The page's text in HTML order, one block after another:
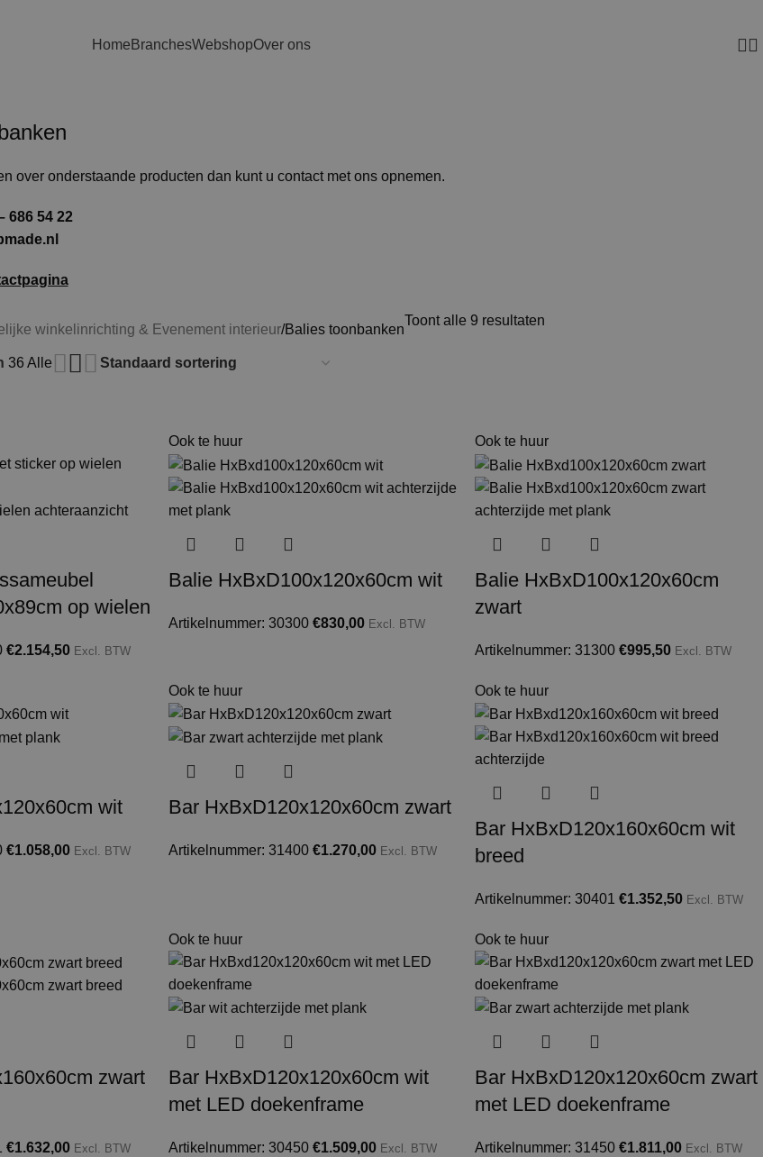
Home BranchesWebshopOver ons
over onderstaande producten dan kunt u contact met ons opnemen.
686 54 22
winkelinrichting & Evenement interieur Balies toonbanken
Toont alle 9 resultaten
36Alle
op wielen
€2.154,50 Excl. BTW
Ook te huur
Balie HxBxD100x120x60cm wit
Artikelnummer: 30300 €830,00 Excl. BTW
Ook te huur
Balie HxBxD100x120x60cm
zwart
Artikelnummer: 31300 €995,50 Excl. BTW
wit
€1.058,00 Excl. BTW
Ook te huur
Bar HxBxD120x120x60cm zwart
Artikelnummer: 31400 €1.270,00 Excl. BTW
Ook te huur
Bar HxBxD120x160x60cm wit
breed
Artikelnummer: 30401 €1.352,50 Excl. BTW
zwart
€1.632,00 Excl. BTW
Ook te huur
Bar HxBxD120x120x60cm wit
met LED doekenframe
Artikelnummer: 30450 €1.509,00 Excl. BTW
Ook te huur
Bar HxBxD120x120x60cm zwart
met LED doekenframe
Artikelnummer: 31450 €1.811,00 Excl. BTW